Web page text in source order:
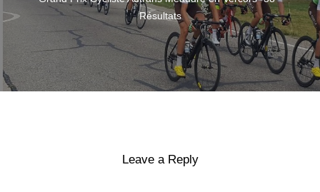
Résultats
Leave a Reply